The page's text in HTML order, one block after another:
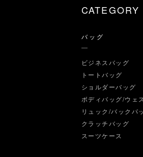
CATEGORY
バッグ
ビジネスバッグ
トートバッグ
ショルダーバッグ
ボディバッグ/ウェ
リュック/バックパ
クラッチバッグ
スーツケース